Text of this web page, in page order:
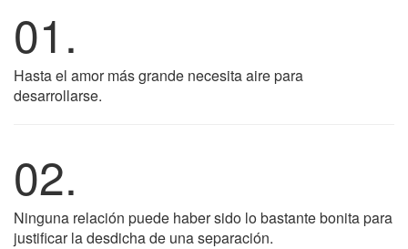
01.
Hasta el amor más grande necesita aire para
desarrollarse.
02.
Ninguna relación puede haber sido lo bastante bonita para
justificar la desdicha de una separación.